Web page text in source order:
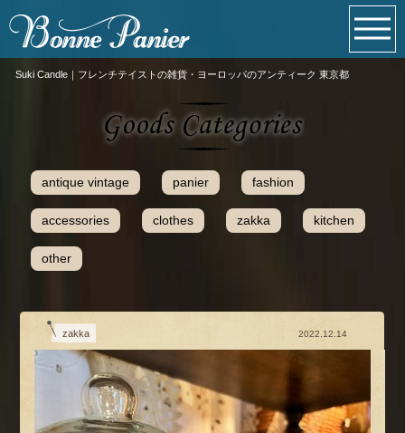
Suki Candle｜フレンチテイストの雑貨・ヨーロッパのアンティーク 東京都
antique vintage panier fashion
accessories clothes zakka kitchen
other
zakka 2022.12.14